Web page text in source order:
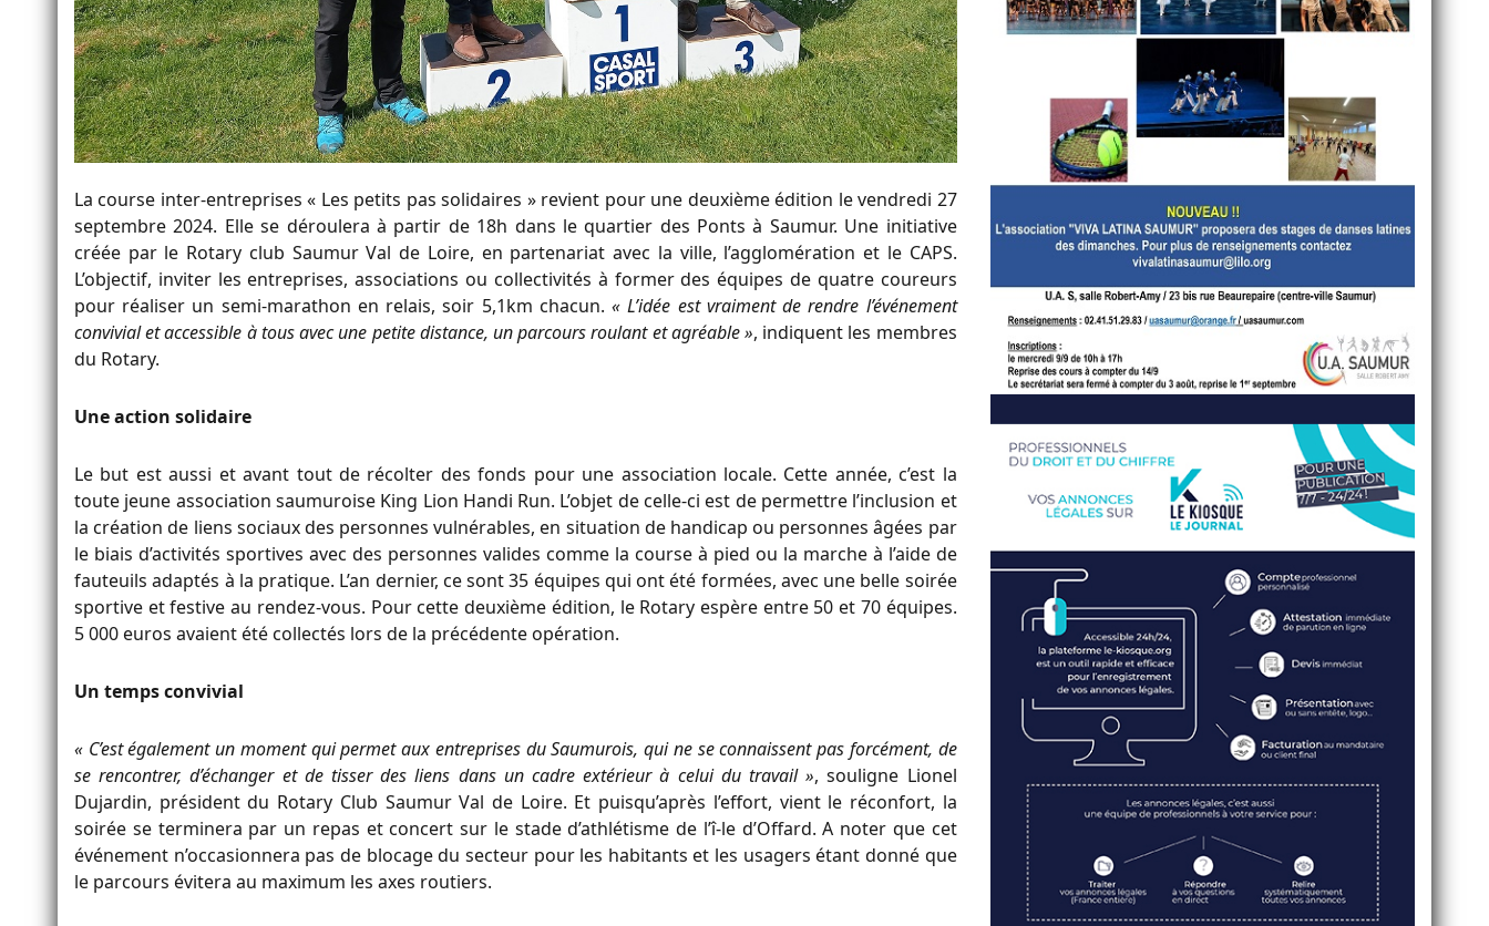
La course inter-entreprises « Les petits pas solidaires » revient pour une deuxième édition le vendredi 27
septembre 2024. Elle se déroulera à partir de 18h dans le quartier des Ponts à Saumur. Une initiative
créée par le Rotary club Saumur Val de Loire, en partenariat avec la ville, l’agglomération et le CAPS.
L’objectif, inviter les entreprises, associations ou collectivités à former des équipes de quatre coureurs
pour réaliser un semi-marathon en relais, soir 5,1km chacun.« L’idée est vraiment de rendre l’événement
convivial et accessible à tous avec une petite distance, un parcours roulant et agréable », indiquent les membres
du Rotary.
Une action solidaire
Le but est aussi et avant tout de récolter des fonds pour une association locale. Cette année, c’est la
toute jeune association saumuroise King Lion Handi Run. L’objet de celle-ci est de permettre l’inclusion et
la création de liens sociaux des personnes vulnérables, en situation de handicap ou personnes âgées par
le biais d’activités sportives avec des personnes valides comme la course à pied ou la marche à l’aide de
fauteuils adaptés à la pratique. L’an dernier, ce sont 35 équipes qui ont été formées, avec une belle soirée
sportive et festive au rendez-vous. Pour cette deuxième édition, le Rotary espère entre 50 et 70 équipes.
5 000 euros avaient été collectés lors de la précédente opération.
Un temps convivial
« C’est également un moment qui permet aux entreprises du Saumurois, qui ne se connaissent pas forcément, de
se rencontrer, d’échanger et de tisser des liens dans un cadre extérieur à celui du travail », souligne Lionel
Dujardin, président du Rotary Club Saumur Val de Loire. Et puisqu’après l’effort, vient le réconfort, la
soirée se terminera par un repas et concert sur le stade d’athlétisme de l’î-le d’Offard. A noter que cet
événement n’occasionnera pas de blocage du secteur pour les habitants et les usagers étant donné que
le parcours évitera au maximum les axes routiers.